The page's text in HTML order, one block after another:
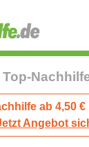
ab 4,50
Angebot